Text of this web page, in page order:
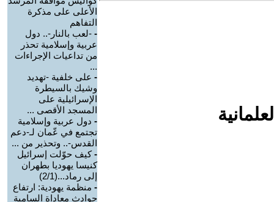
الأعلى على مذكرة
التفاهم
- -لعب بالنار-.. دول
عربية وإسلامية تحذر
من تداعيات الإجراءات
...
- على خلفية -تهديد
وشيك بالسيطرة
الإسرائيلية على
المسجد الأقصى ...
- دول عربية وإسلامية
تجتمع في عّمان لـ-دعم
القدس-.. وتحذير من ...
-كيف حوّلت إسرائيل
كنيسا يهوديا بطهران
إلى رماد...(2/1)
- منظمة يهودية: ارتفاع
حوادث معاداة السامية